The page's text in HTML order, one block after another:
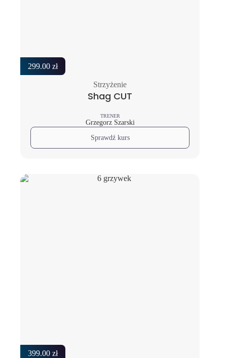
299.00 zł
Strzyżenie
Shag CUT
TRENER
Grzegorz Szarski
Sprawdź kurs
399.00 zł